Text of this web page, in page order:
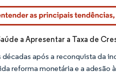
O reuso requer atribuição
a Apresentar a Taxa de
décadas após a reconquista da
reforma monetária e a adesão